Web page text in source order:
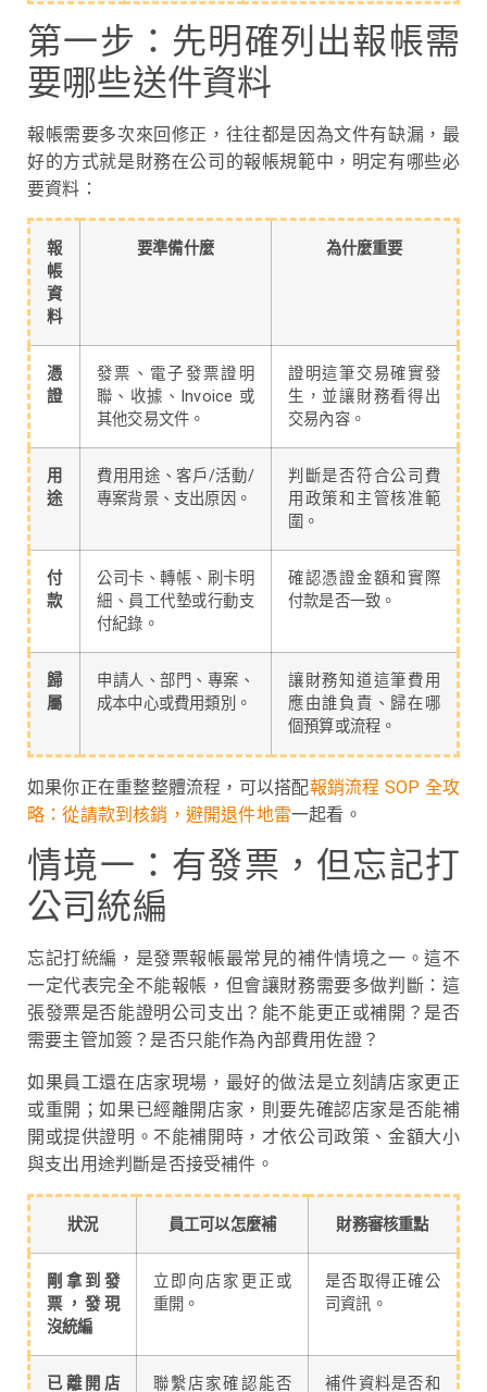
第一步：先明確列出報帳需
要哪些送件資料
報帳需要多次來回修正，往往都是因為文件有缺漏，最
好的方式就是財務在公司的報帳規範中，明定有哪些必
要資料：
報
帳
資
料
要準備什麼 為什麼重要
憑
證
發票、電子發票證明
聯、收據、Invoice 或
其他交易文件。
證明這筆交易確實發
生，並讓財務看得出
交易內容。
用
途
費用用途、客戶/活動/
專案背景、支出原因。
判斷是否符合公司費
用政策和主管核准範
圍。
付
款
公司卡、轉帳、刷卡明
細、員工代墊或行動支
付紀錄。
確認憑證金額和實際
付款是否一致。
歸
屬
申請人、部門、專案、
成本中心或費用類別。
讓財務知道這筆費用
應由誰負責、歸在哪
個預算或流程。
如果你正在重整整體流程，可以搭配報銷流程 SOP 全攻
略：從請款到核銷，避開退件地雷一起看。
情境一：有發票，但忘記打
公司統編
忘記打統編，是發票報帳最常見的補件情境之一。這不
一定代表完全不能報帳，但會讓財務需要多做判斷：這
張發票是否能證明公司支出？能不能更正或補開？是否
需要主管加簽？是否只能作為內部費用佐證？
如果員工還在店家現場，最好的做法是立刻請店家更正
或重開；如果已經離開店家，則要先確認店家是否能補
開或提供證明。不能補開時，才依公司政策、金額大小
與支出用途判斷是否接受補件。
狀況 員工可以怎麼補 財務審核重點
剛拿到發
票，發現
沒統編
立即向店家更正或
重開。
是否取得正確公
司資訊。
已離開店 聯繫店家確認能否 補件資料是否和